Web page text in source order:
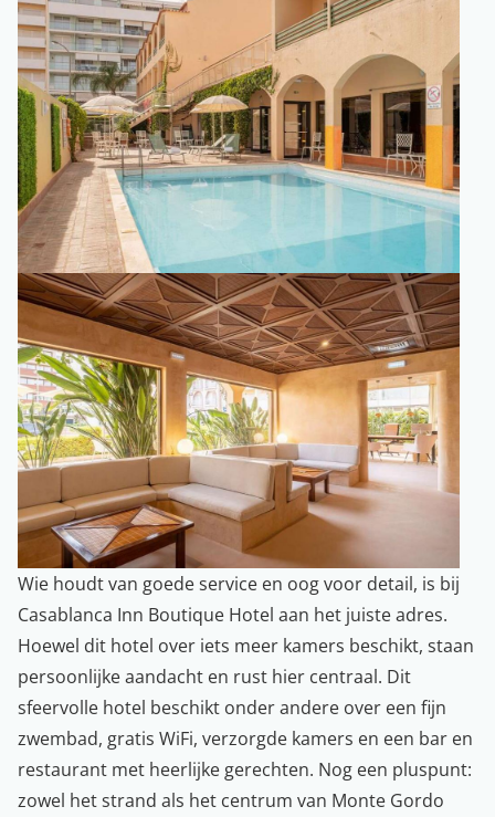
Wie houdt van goede service en oog voor detail, is bij
Casablanca Inn Boutique Hotel aan het juiste adres.
Hoewel dit hotel over iets meer kamers beschikt, staan
persoonlijke aandacht en rust hier centraal. Dit
sfeervolle hotel beschikt onder andere over een fijn
zwembad, gratis WiFi, verzorgde kamers en een bar en
restaurant met heerlijke gerechten. Nog een pluspunt:
zowel het strand als het centrum van Monte Gordo